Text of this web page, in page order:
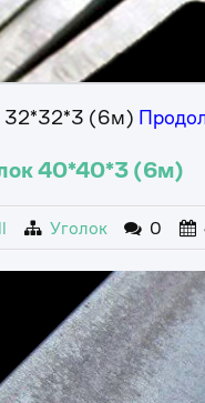
32*32*3 (6м)
40*40*3 (6м)
Уголок 0